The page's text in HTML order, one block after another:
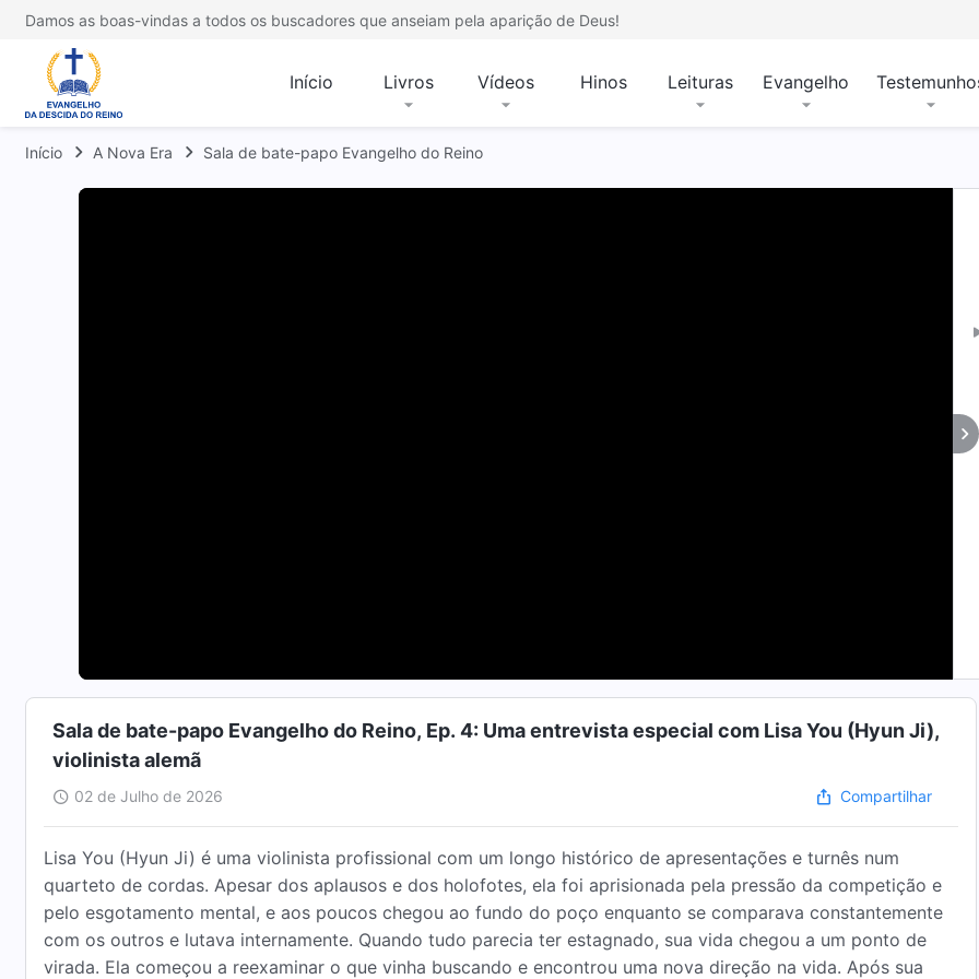
Damos as boas-vindas a todos os buscadores que anseiam pela aparição de Deus!
Início Livros Vídeos Hinos Leituras Evangelho
Início A Nova Era Sala de bate-papo Evangelho do Reino
Sala de bate-papo Evangelho do Reino, Ep. 4: Uma entrevista especial com Lisa You (Hyun Ji),
violinista alemã
02 de Julho de 2026 Compartilhar
Lisa You (Hyun Ji) é uma violinista profissional com um longo histórico de apresentações e turnês num
quarteto de cordas. Apesar dos aplausos e dos holofotes, ela foi aprisionada pela pressão da competição e
pelo esgotamento mental, e aos poucos chegou ao fundo do poço enquanto se comparava constantemente
com os outros e lutava internamente. Quando tudo parecia ter estagnado, sua vida chegou a um ponto de
virada. Ela começou a reexaminar o que vinha buscando e encontrou uma nova direção na vida. Após sua